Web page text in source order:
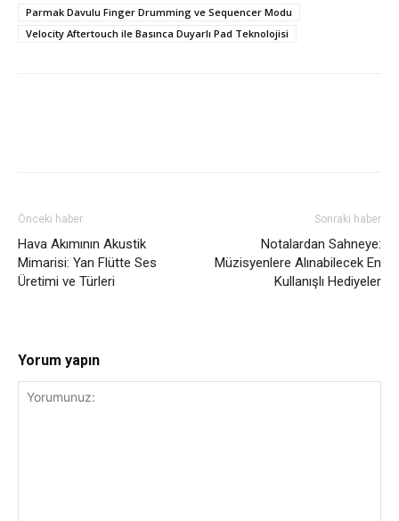
Parmak Davulu Finger Drumming ve Sequencer Modu
Velocity Aftertouch ile Basınca Duyarlı Pad Teknolojisi
Önceki haber
Hava Akımının Akustik
Mimarisi: Yan Flütte Ses
Üretimi ve Türleri
Sonraki haber
Notalardan Sahneye:
Müzisyenlere Alınabilecek En
Kullanışlı Hediyeler
Yorum yapın